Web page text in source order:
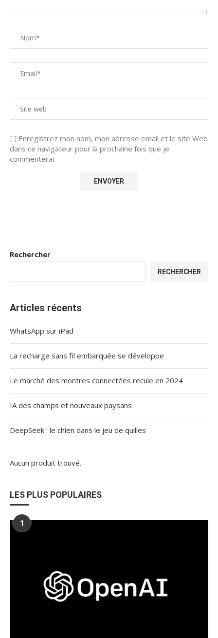
Enregistrez mon nom, mon adresse email et le site Web
dans ce navigateur pour la prochaine fois que je
commenterai.
Rechercher
RECHERCHER
Articles récents
WhatsApp sur iPad
La recharge sans fil embarquée se développe
Le marché des montres connectées recule en 2024
IA des champs et nouveaux paysans
DeepSeek : le chien dans le jeu de quilles
Aucun produit trouvé.
LES PLUS POPULAIRES
1